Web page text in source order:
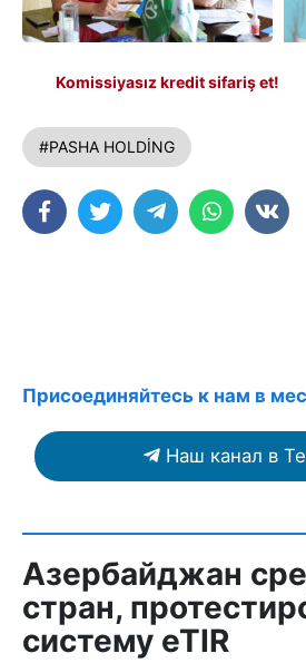
Komissiyasız kredit sifariş et!
#PASHA HOLDİNG
Присоединяйтесь к нам в
Наш канал в
Азербайджан
стран,
систему eTIR